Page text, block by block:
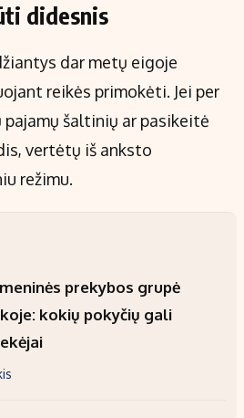
didesnis
dar metų eigoje
reikės primokėti. Jei per
šaltinių ar pasikeitė
vertėtų iš anksto
režimu.
prekybos grupė
kokių pokyčių gali